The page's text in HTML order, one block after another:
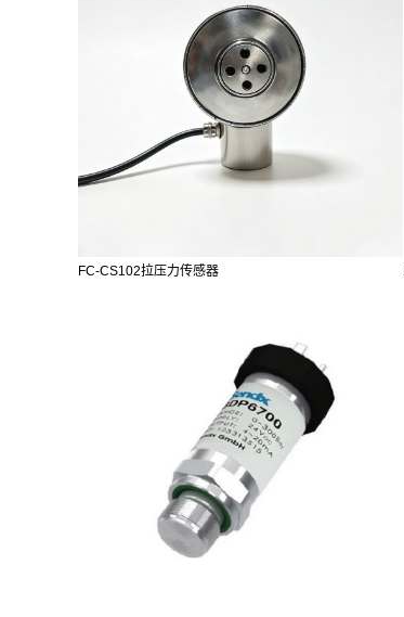
FC-CS102拉压力传感器